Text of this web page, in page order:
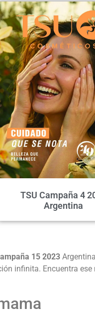
TSU Campaña 4
Argentina
15 2023
infinita. Encuentra